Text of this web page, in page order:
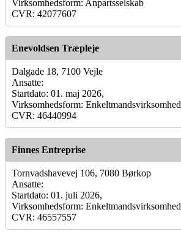
Virksomhedsform: Anpartsselskab
CVR: 42077607
Enevoldsen Træpleje
Dalgade 18, 7100 Vejle
Ansatte:
Startdato: 01. maj 2026,
Virksomhedsform: Enkeltmandsvirksomhed
CVR: 46440994
Finnes Entreprise
Tornvadshavevej 106, 7080 Børkop
Ansatte:
Startdato: 01. juli 2026,
Virksomhedsform: Enkeltmandsvirksomhed
CVR: 46557557